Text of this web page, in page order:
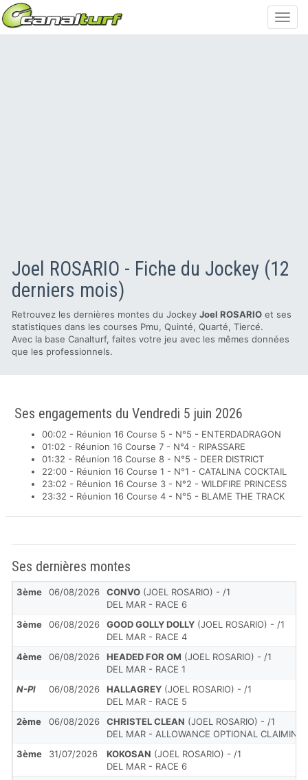
Joel ROSARIO - Fiche du Jockey (12
derniers mois)
Retrouvez les dernières montes du Jockey Joel ROSARIO et ses
statistiques dans les courses Pmu, Quinté, Quarté, Tiercé.
Avec la base Canalturf, faites votre jeu avec les mêmes données
que les professionnels.
Ses engagements du Vendredi 5 juin 2026
00:02 - Réunion 16 Course 5 - N°5 - ENTERDADRAGON
01:02 - Réunion 16 Course 7 - N°4 - RIPASSARE
01:32 - Réunion 16 Course 8 - N°5 - DEER DISTRICT
22:00 - Réunion 16 Course 1 - N°1 - CATALINA COCKTAIL
23:02 - Réunion 16 Course 3 - N°2 - WILDFIRE PRINCESS
23:32 - Réunion 16 Course 4 - N°5 - BLAME THE TRACK
Ses dernières montes
3ème 06/08/2026 CONVO (JOEL ROSARIO) - /1
DEL MAR - RACE 6
3ème
06/08/2026 GOOD GOLLY DOLLY (JOEL ROSARIO) - /1
DEL MAR - RACE 4
4ème
06/08/2026 HEADED FOR OM (JOEL ROSARIO) - /1
DEL MAR - RACE 1
N-Pl
06/08/2026 HALLAGREY (JOEL ROSARIO) - /1
DEL MAR - RACE 5
2ème
06/08/2026 CHRISTEL CLEAN (JOEL ROSARIO) - /1
DEL MAR - ALLOWANCE OPTIONAL CLAIMING
3ème
31/07/2026 KOKOSAN (JOEL ROSARIO) - /1
DEL MAR - RACE 6